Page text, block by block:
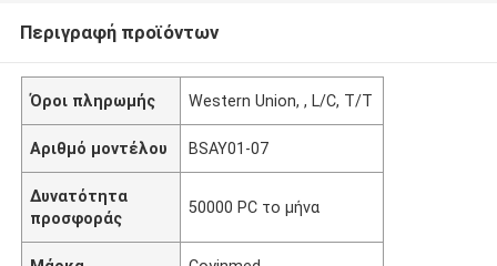
Περιγραφή προϊόντων
Όροι πληρωμής Western Union, , L/C, T/T
Αριθμό μοντέλου BSAY01-07
Δυνατότητα
προσφοράς
50000 PC το μήνα